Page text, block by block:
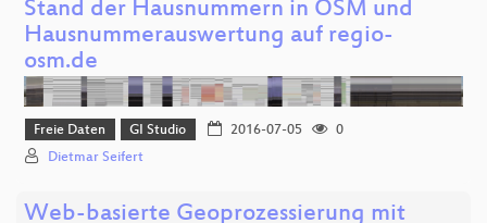
Stand der Hausnummern in OSM und
Hausnummerauswertung auf regio-
osm.de
Freie Daten GI Studio 2016-07-05
0
Dietmar Seifert
Web-basierte Geoprozessierung mit